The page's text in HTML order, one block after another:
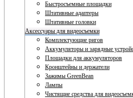
Быстросъемные площадки
Штативные адаптеры
Штативные головки
Аксессуары для видеосъемки
Комплектующие ригов
Аккумуляторы и зарядные
Площадки для аккумуляторов
Кронштейны и держатели
Зажимы GreenBean
Лампы
Чистящие средства для